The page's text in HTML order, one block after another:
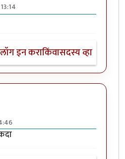
लॉग इन कराकिंवासदस्य व्हा
नगरी